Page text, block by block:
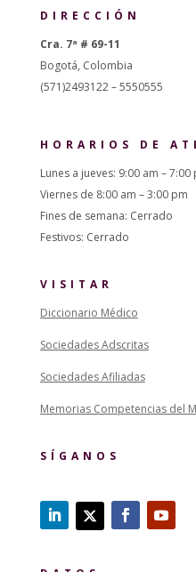
DIRECCIÓN
Cra. 7ª # 69-11
Bogotá, Colombia
(571)2493122 – 5550555
HORARIOS DE
Lunes a jueves: 9:00 am – 7:00
Viernes de 8:00 am – 3:00 pm
Fines de semana: Cerrado
Festivos: Cerrado
VISITAR
Diccionario Médico
Sociedades Adscritas
Sociedades Afiliadas
Memorias Competencias del
SÍGANOS